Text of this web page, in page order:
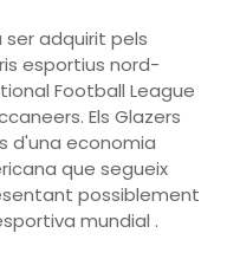
ser adquirit pels
esportius nord-
Football League
Els Glazers
d'una economia
que segueix
possiblement
mundial .